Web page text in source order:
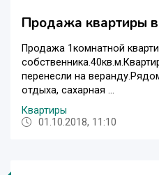
Продажа квартиры
Продажа 1комнатной
перенесли на
отдыха, сахарная ...
Квартиры
01.10.2018, 11:10